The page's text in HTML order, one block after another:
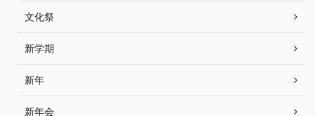
文化祭
新学期
新年
新年会